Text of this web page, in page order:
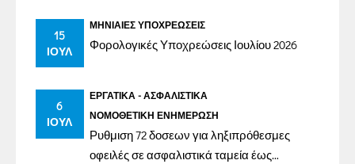
15
ΙΟΎΛ
ΜΗΝΙΑΊΕΣ ΥΠΟΧΡΕΏΣΕΙΣ
Φορολογικές Υποχρεώσεις Ιουλίου 2026
6
ΙΟΎΛ
ΕΡΓΑΤΙΚΆ - ΑΣΦΑΛΙΣΤΙΚΆ
ΝΟΜΟΘΕΤΙΚΉ ΕΝΗΜΈΡΩΣΗ
Ρυθμιση 72 δοσεων για ληξιπρόθεσμες
οφειλές σε ασφαλιστικά ταμεία έως